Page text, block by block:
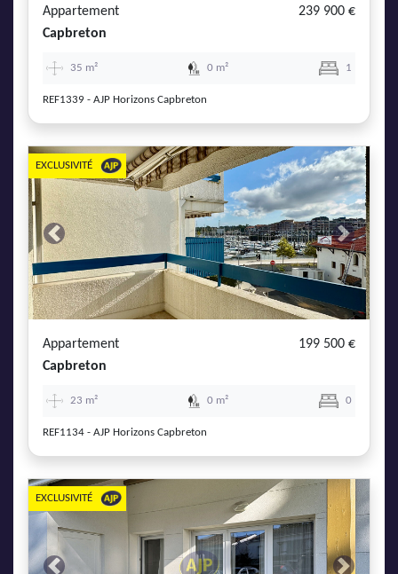
Appartement
239 900 €
Capbreton
35 m² 0 m² 1
REF1339 - AJP Horizons Capbreton
Previous Next
EXCLUSIVITÉ
Appartement
199 500 €
Capbreton
23 m² 0 m² 0
REF1134 - AJP Horizons Capbreton
EXCLUSIVITÉ